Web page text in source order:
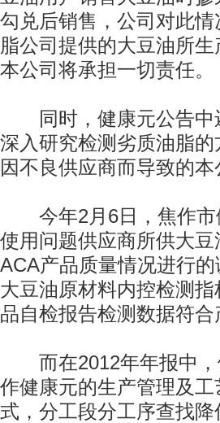
勾兑后销售，公司对此
脂公司提供的大豆油所
本公司将承担一切责任。
同时，健康元公告中
深入研究检测劣质油脂
因不良供应商而导致的本
今年2月6日，焦作市
使用问题供应商所供大
ACA产品质量情况进行
大豆油原材料内控检测
品自检报告检测数据符合
而在2012年年报中，
作健康元的生产管理及
式，分工段分工序查找